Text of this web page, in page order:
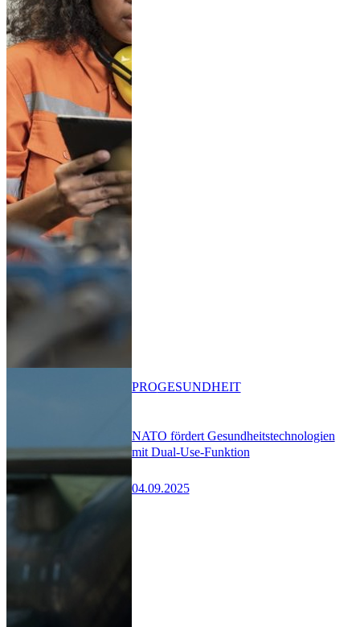
NATO fördert Gesundheitstechnologien
mit Dual-Use-Funktion
04.09.2025
PROGESUNDHEIT